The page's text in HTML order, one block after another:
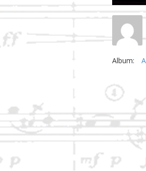
Album: